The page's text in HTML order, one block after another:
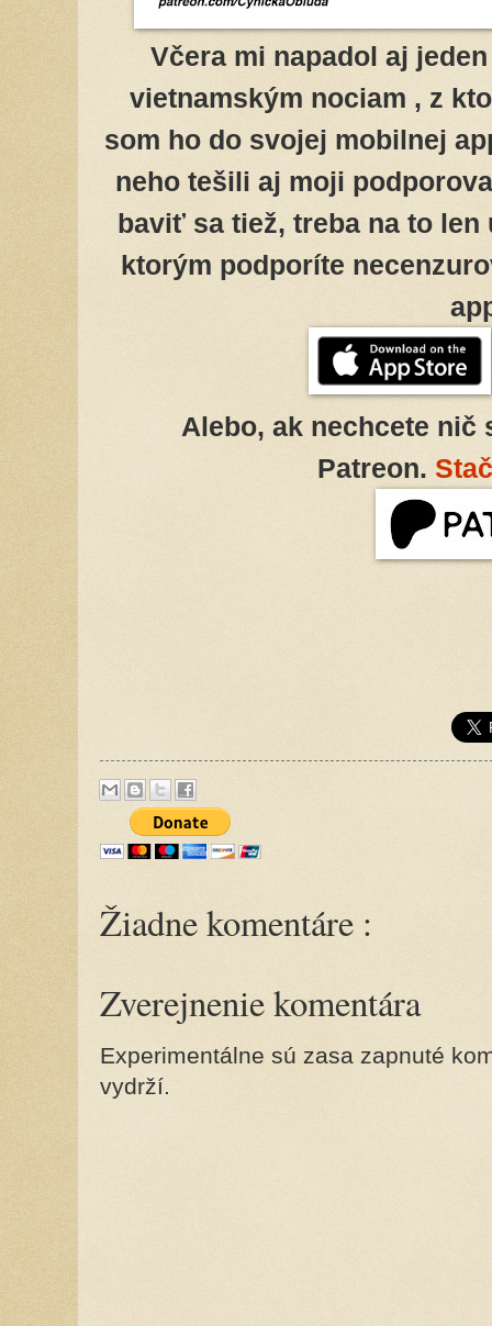
Včera mi napadol aj
vietnamským nociam , z
som ho do svojej mobilnej
neho tešili aj moji
baviť sa tiež, treba na to
ktorým podporíte
Alebo, ak nechcete
Patreon.
Žiadne komentáre :
Zverejnenie komentára
Experimentálne sú zasa zapnuté
vydrží.